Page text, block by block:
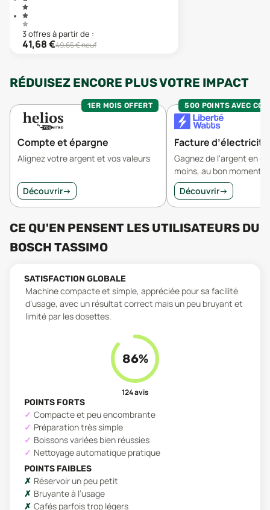
3offresà partir de :
41,68€49,65€ neuf
RÉDUISEZ ENCORE PLUS VOTRE IMPACT
1ER MOIS OFFERT
Compte et épargne
Alignez votre argent et vos valeurs
Découvrir→
500 POINTS AVEC
Facture d’électricité
Gagnez de l'argent en
moins, au bon moment.
Découvrir→
CE QU'EN PENSENT LES UTILISATEURS DU
BOSCH TASSIMO
SATISFACTION GLOBALE
Machine compacte et simple, appréciée pour sa facilité
d’usage, avec un résultat correct mais un peu bruyant et
limité par les dosettes.
86%
124avis
POINTS FORTS
Compacte et peu encombrante
Préparation très simple
Boissons variées bien réussies
Nettoyage automatique pratique
POINTS FAIBLES
Réservoir un peu petit
Bruyante à l’usage
Cafés parfois trop légers